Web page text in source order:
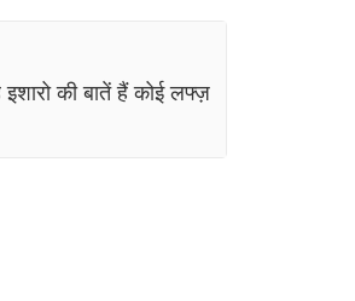
की बातें हैं कोई लफ्ज़